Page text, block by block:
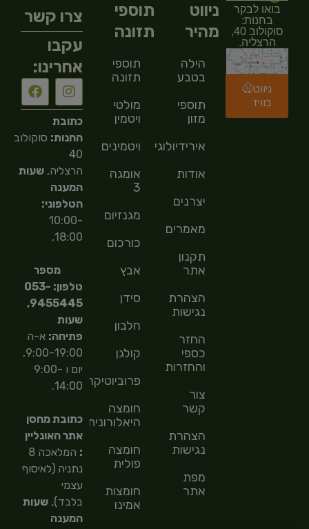
בואו לבקר
בחנות:
סוקולוב 40,
הרצליה.
ניווט
בוויז
ניווט
מהיר
הילה
בטבע
תוספי
מזון
אירידיולוגיה
אודות
יצרנים
מאמרים
תקנון
אתר
הצהרת
נגישות
החזר
כספי
והחזרות
צור
קשר
הצהרת
נגישות
מפת
אתר
תוספי
תזונה
תוספי
תזונה
מולטי
ויטמין
ויטמינים
אומגה
3
מגנזיום
כורכום
אבץ
סידן
חלבון
קולגן
פרוביוטיקה
חומצה
היאלורונית
חומצה
פולית
חומצות
אמינו
צרו קשר
עקבו
אחרינו:
כתובת
החנות: סוקולוב
40
הרצליה,שעות
המענה
הטלפוני:
10:00-
18:00,
מספר
טלפון: 053-
9455445,
שעות
פתיחה: א-ה
9:00-19:00,
יום ו 9:00-
14:00.
כתובת מחסן
אתר האונליין
:
המלאכה 8
נתניה (לאיסוף
עצמי
בלבד),שעות
המענה